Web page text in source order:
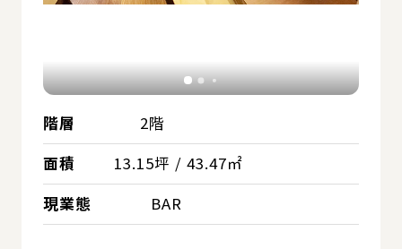
階層
2階
面積
13.15坪 / 43.47㎡
現業態
BAR